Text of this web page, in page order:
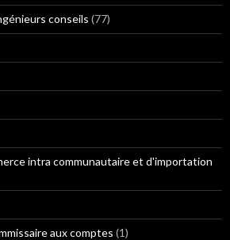
conseils (77)
intra communautaire et d'importation
aux comptes (1)